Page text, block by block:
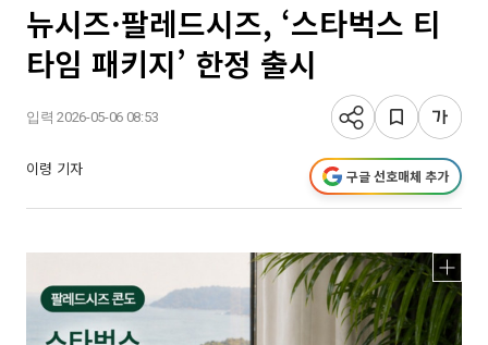
뉴시즈·팔레드시즈, ‘스타벅스 티
타임 패키지’ 한정 출시
입력 2026-05-06 08:53
이령 기자 구글 선호매체 추가